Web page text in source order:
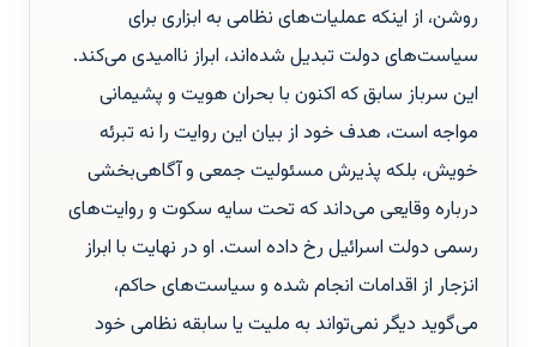
روشن، از اینکه عملیات‌های نظامی به ابزاری برای
سیاست‌های دولت تبدیل شده‌اند، ابراز ناامیدی می‌کند.
این سرباز سابق که اکنون با بحران هویت و پشیمانی
مواجه است، هدف خود از بیان این روایت را نه تبرئه
خویش، بلکه پذیرش مسئولیت جمعی و آگاهی‌بخشی
درباره وقایعی می‌داند که تحت سایه سکوت و روایت‌های
رسمی دولت اسرائیل رخ داده است. او در نهایت با ابراز
انزجار از اقدامات انجام شده و سیاست‌های حاکم،
می‌گوید دیگر نمی‌تواند به ملیت یا سابقه نظامی خود